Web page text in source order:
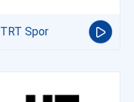
TRT Spor